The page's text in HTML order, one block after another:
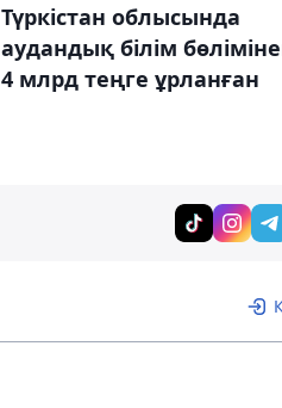
Түркістан облысында
аудандық білім
4 млрд теңге ұрланған